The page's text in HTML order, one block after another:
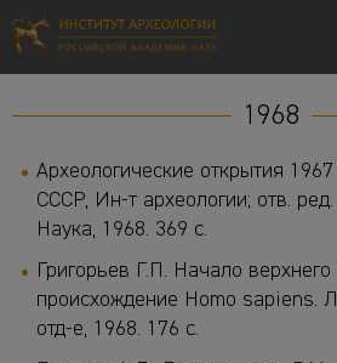
1968
Археологические открытия
СССР, Ин-т археологии; отв.
Наука, 1968. 369 с.
Григорьев Г.П. Начало
происхождение Homo sapiens.
отд-е, 1968. 176 с.